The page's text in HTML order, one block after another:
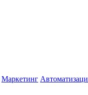
Маркетинг